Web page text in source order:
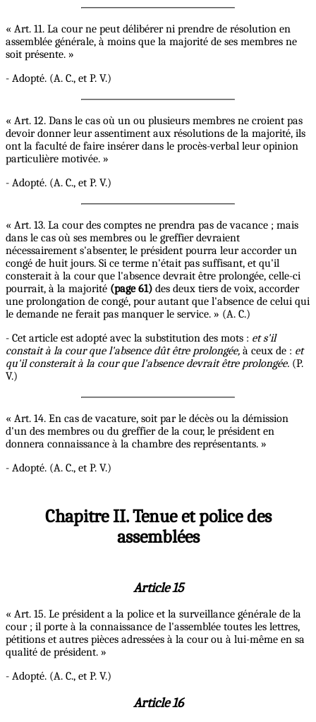
« Art. 11. La cour ne peut délibérer ni prendre de résolution en
assemblée générale, à moins que la majorité de ses membres ne
soit présente. »
- Adopté. (A. C., et P. V.)
« Art. 12. Dans le cas où un ou plusieurs membres ne croient pas
devoir donner leur assentiment aux résolutions de la majorité, ils
ont la faculté de faire insérer dans le procès-verbal leur opinion
particulière motivée. »
- Adopté. (A. C., et P. V.)
« Art. 13. La cour des comptes ne prendra pas de vacance ; mais
dans le cas où ses membres ou le greffier devraient
nécessairement s'absenter, le président pourra leur accorder un
congé de huit jours. Si ce terme n'était pas suffisant, et qu'il
consterait à la cour que l'absence devrait être prolongée, celle-ci
pourrait, à la majorité (page 61) des deux tiers de voix, accorder
une prolongation de congé, pour autant que l'absence de celui qui
le demande ne ferait pas manquer le service. » (A. C.)
- Cet article est adopté avec la substitution des mots : et s'il
constait à la cour que l'absence dût être prolongée, à ceux de : et
qu'il consterait à la cour que l'absence devrait être prolongée. (P.
V.)
« Art. 14. En cas de vacature, soit par le décès ou la démission
d'un des membres ou du greffier de la cour, le président en
donnera connaissance à la chambre des représentants. »
- Adopté. (A. C., et P. V.)
Chapitre II. Tenue et police des
assemblées
Article 15
« Art. 15. Le président a la police et la surveillance générale de la
cour ; il porte à la connaissance de l'assemblée toutes les lettres,
pétitions et autres pièces adressées à la cour ou à lui-même en sa
qualité de président. »
- Adopté. (A. C., et P. V.)
Article 16